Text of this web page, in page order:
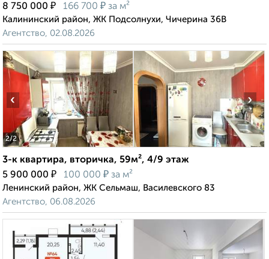
8 750 000 ₽ 166 700 ₽ за м²
Калининский район, ЖК Подсолнухи, Чичерина 36В
Агентство, 02.08.2026
2/2
‹ ›
3-к квартира, вторичка, 59м², 4/9 этаж
5 900 000 ₽ 100 000 ₽ за м²
Ленинский район, ЖК Сельмаш, Василевского 83
Агентство, 06.08.2026